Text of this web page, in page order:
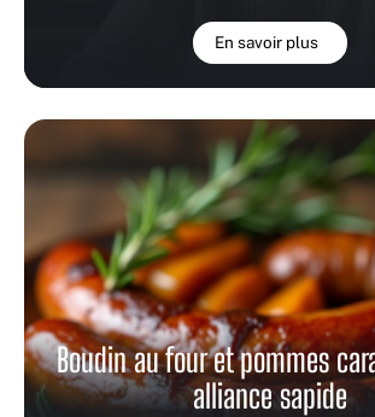
En savoir plus
Boudin au four et pommes
alliance sapide